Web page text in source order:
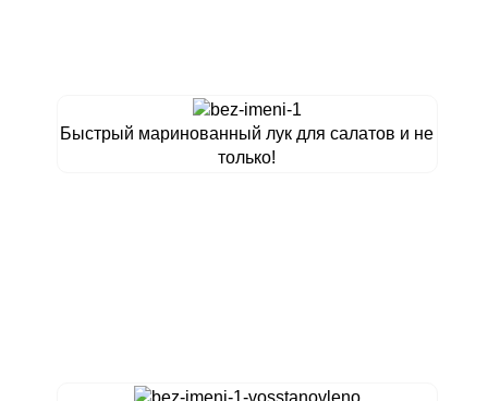
Быстрый маринованный лук для салатов и не
только!